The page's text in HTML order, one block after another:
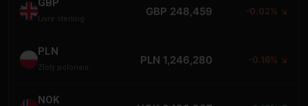
GBP
Livre sterling
GBP 248,459 -0.02% ↘
PLN
Zloty polonais
PLN 1,246,280 -0.16% ↘
NOK